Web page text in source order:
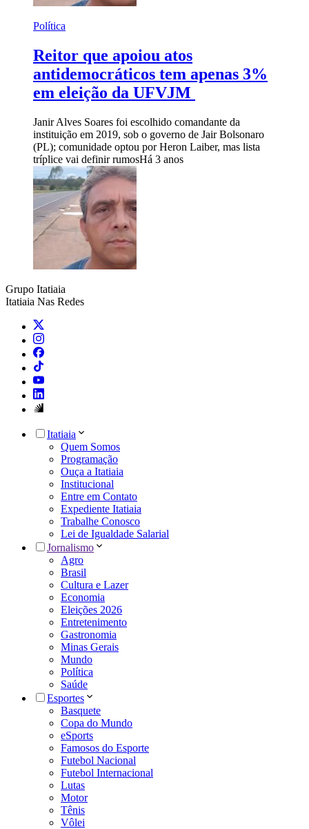
Política
Reitor que apoiou atos
antidemocráticos tem apenas 3%
em eleição da UFVJM
Janir Alves Soares foi escolhido comandante da
instituição em 2019, sob o governo de Jair Bolsonaro
(PL); comunidade optou por Heron Laiber, mas lista
tríplice vai definir rumosHá 3 anos
Grupo Itatiaia
Itatiaia Nas Redes
Itatiaia
Quem Somos
Programação
Ouça a Itatiaia
Institucional
Entre em Contato
Expediente Itatiaia
Trabalhe Conosco
Lei de Igualdade Salarial
Jornalismo
Agro
Brasil
Cultura e Lazer
Economia
Eleições 2026
Entretenimento
Gastronomia
Minas Gerais
Mundo
Política
Saúde
Esportes
Basquete
Copa do Mundo
eSports
Famosos do Esporte
Futebol Nacional
Futebol Internacional
Lutas
Motor
Tênis
Vôlei